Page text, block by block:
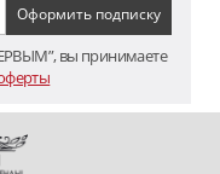
вы принимаете